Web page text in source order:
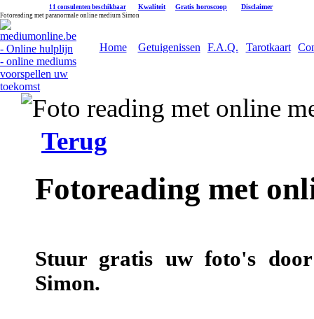
11 consulenten beschikbaar Kwaliteit Gratis horoscoop Disclaimer
Fotoreading met paranormale online medium Simon
Home Getuigenissen F.A.Q. Tarotkaart
Terug
Fotoreading met
Stuur gratis uw foto's
Simon.